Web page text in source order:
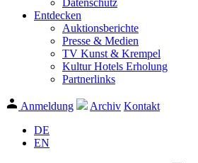
Datenschutz
Entdecken
Auktionsberichte
Presse & Medien
TV Kunst & Krempel
Kultur Hotels Erholung
Partnerlinks
Anmeldung Archiv Kontakt
DE
EN